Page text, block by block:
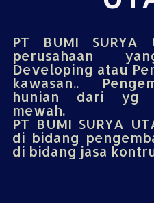
PT BUMI SURYA
perusahaan
Developing atau
kawasan..
hunian dari yg
mewah.
PT BUMI SURYA
di bidang
di bidang jasa